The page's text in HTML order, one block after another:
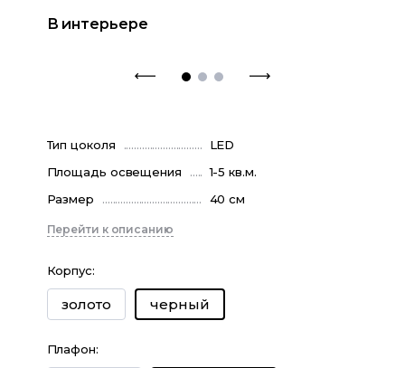
В интерьере
Тип цоколя
LED
Площадь освещения
1-5 кв.м.
Размер
40 см
Перейти к описанию
Корпус:
золото черный
Плафон: